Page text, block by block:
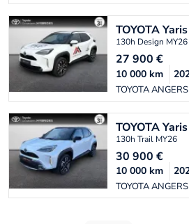
TOYOTA
130h Design MY26
27 900 €
TOYOTA ANGERS
10 000 km
TOYOTA
130h Trail MY26
30 900 €
TOYOTA ANGERS
10 000 km